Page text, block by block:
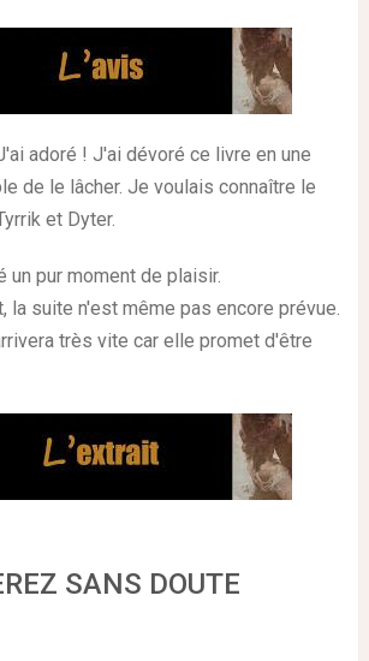
adoré ! J'ai dévoré ce livre en une
de le lâcher. Je voulais connaître le
et Dyter.
un pur moment de plaisir.
la suite n'est même pas encore prévue.
très vite car elle promet d'être
SANS DOUTE